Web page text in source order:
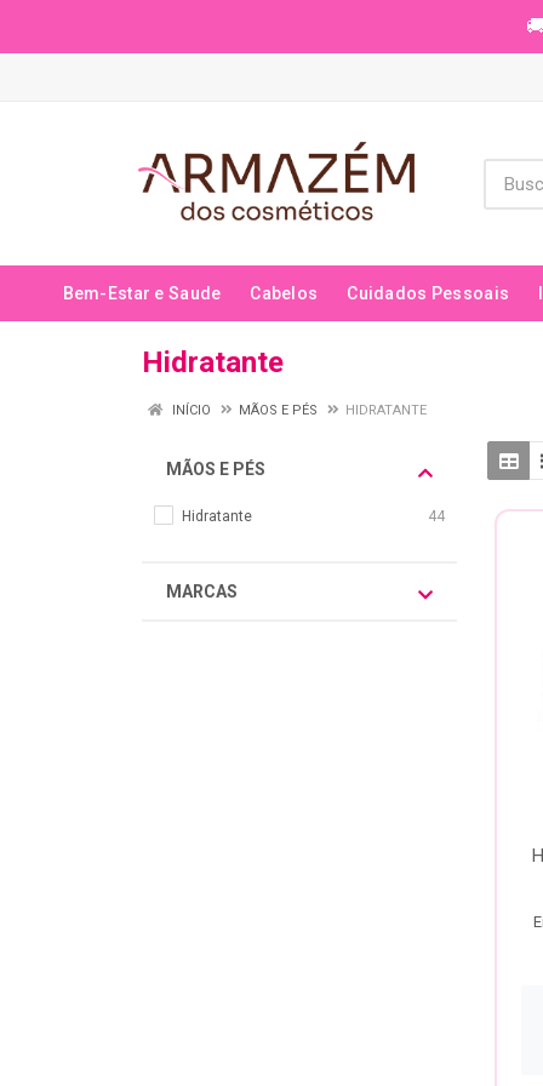
Bem-Estar e Saude Cabelos Cuidados Pessoais
Hidratante
INÍCIO MÃOS E PÉS HIDRATANTE
MÃOS E PÉS
Hidratante 44
MARCAS